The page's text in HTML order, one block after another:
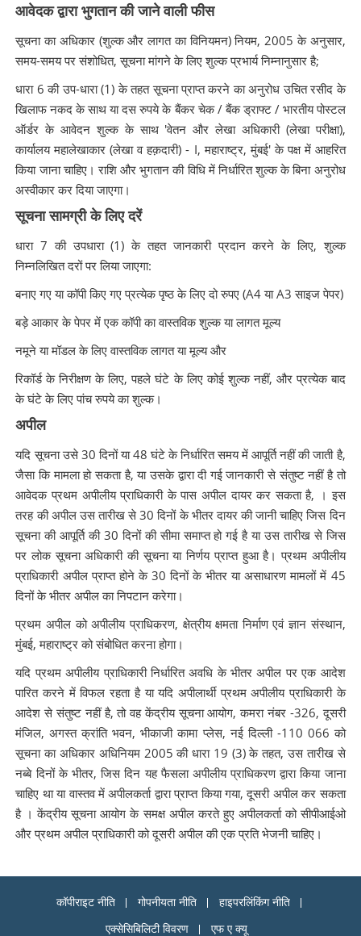
आवेदक द्वारा भुगतान की जाने वाली फीस
सूचना का अधिकार (शुल्क और लागत का विनियमन) नियम, 2005 के अनुसार,
समय-समय पर संशोधित, सूचना मांगने के लिए शुल्क प्रभार्य निम्नानुसार है;
धारा 6 की उप-धारा (1) के तहत सूचना प्राप्त करने का अनुरोध उचित रसीद के
खिलाफ नकद के साथ या दस रुपये के बैंकर चेक / बैंक ड्राफ्ट / भारतीय पोस्टल
ऑर्डर के आवेदन शुल्क के साथ 'वेतन और लेखा अधिकारी (लेखा परीक्षा),
कार्यालय महालेखाकार (लेखा व हक़दारी) - I, महाराष्ट्र, मुंबई' के पक्ष में आहरित
किया जाना चाहिए। राशि और भुगतान की विधि में निर्धारित शुल्क के बिना अनुरोध
अस्वीकार कर दिया जाएगा।
सूचना सामग्री के लिए दरें
धारा 7 की उपधारा (1) के तहत जानकारी प्रदान करने के लिए, शुल्क
निम्नलिखित दरों पर लिया जाएगा:
बनाए गए या कॉपी किए गए प्रत्येक पृष्ठ के लिए दो रुपए (A4 या A3 साइज पेपर)
बड़े आकार के पेपर में एक कॉपी का वास्तविक शुल्क या लागत मूल्य
नमूने या मॉडल के लिए वास्तविक लागत या मूल्य और
रिकॉर्ड के निरीक्षण के लिए, पहले घंटे के लिए कोई शुल्क नहीं, और प्रत्येक बाद
के घंटे के लिए पांच रुपये का शुल्क।
अपील
यदि सूचना उसे 30 दिनों या 48 घंटे के निर्धारित समय में आपूर्ति नहीं की जाती है,
जैसा कि मामला हो सकता है, या उसके द्वारा दी गई जानकारी से संतुष्ट नहीं है तो
आवेदक प्रथम अपीलीय प्राधिकारी के पास अपील दायर कर सकता है, । इस
तरह की अपील उस तारीख से 30 दिनों के भीतर दायर की जानी चाहिए जिस दिन
सूचना की आपूर्ति की 30 दिनों की सीमा समाप्त हो गई है या उस तारीख से जिस
पर लोक सूचना अधिकारी की सूचना या निर्णय प्राप्त हुआ है। प्रथम अपीलीय
प्राधिकारी अपील प्राप्त होने के 30 दिनों के भीतर या असाधारण मामलों में 45
दिनों के भीतर अपील का निपटान करेगा।
प्रथम अपील को अपीलीय प्राधिकरण, क्षेत्रीय क्षमता निर्माण एवं ज्ञान संस्थान,
मुंबई, महाराष्ट्र को संबोधित करना होगा।
यदि प्रथम अपीलीय प्राधिकारी निर्धारित अवधि के भीतर अपील पर एक आदेश
पारित करने में विफल रहता है या यदि अपीलार्थी प्रथम अपीलीय प्राधिकारी के
आदेश से संतुष्ट नहीं है, तो वह केंद्रीय सूचना आयोग, कमरा नंबर -326, दूसरी
मंजिल, अगस्त क्रांति भवन, भीकाजी कामा प्लेस, नई दिल्ली -110 066 को
सूचना का अधिकार अधिनियम 2005 की धारा 19 (3) के तहत, उस तारीख से
नब्बे दिनों के भीतर, जिस दिन यह फैसला अपीलीय प्राधिकरण द्वारा किया जाना
चाहिए था या वास्तव में अपीलकर्ता द्वारा प्राप्त किया गया, दूसरी अपील कर सकता
है । केंद्रीय सूचना आयोग के समक्ष अपील करते हुए अपीलकर्ता को सीपीआईओ
और प्रथम अपील प्राधिकारी को दूसरी अपील की एक प्रति भेजनी चाहिए।
कॉपीराइट नीति गोपनीयता नीति
हाइपरलिंकिंग नीति
एक्सेसिबिलिटी विवरण
एफ ए क्यू